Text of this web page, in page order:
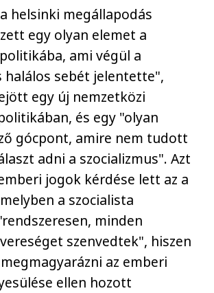
helsinki megállapodás
egy olyan elemet a
ami végül a
halálos sebét jelentette",
egy új nemzetközi
és egy "olyan
gócpont, amire nem tudott
adni a szocializmus". Azt
jogok kérdése lett az a
a szocialista
minden
szenvedtek", hiszen
az emberi
ellen hozott